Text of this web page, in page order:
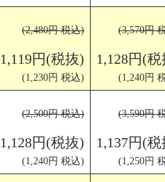
(2,480円 税込)
1,119円(税抜)
(1,230円 税込)
(3,570円
1,128円(
(1,240円
(2,500円 税込)
1,128円(税抜)
(1,240円 税込)
(3,590円
1,137円(
(1,250円